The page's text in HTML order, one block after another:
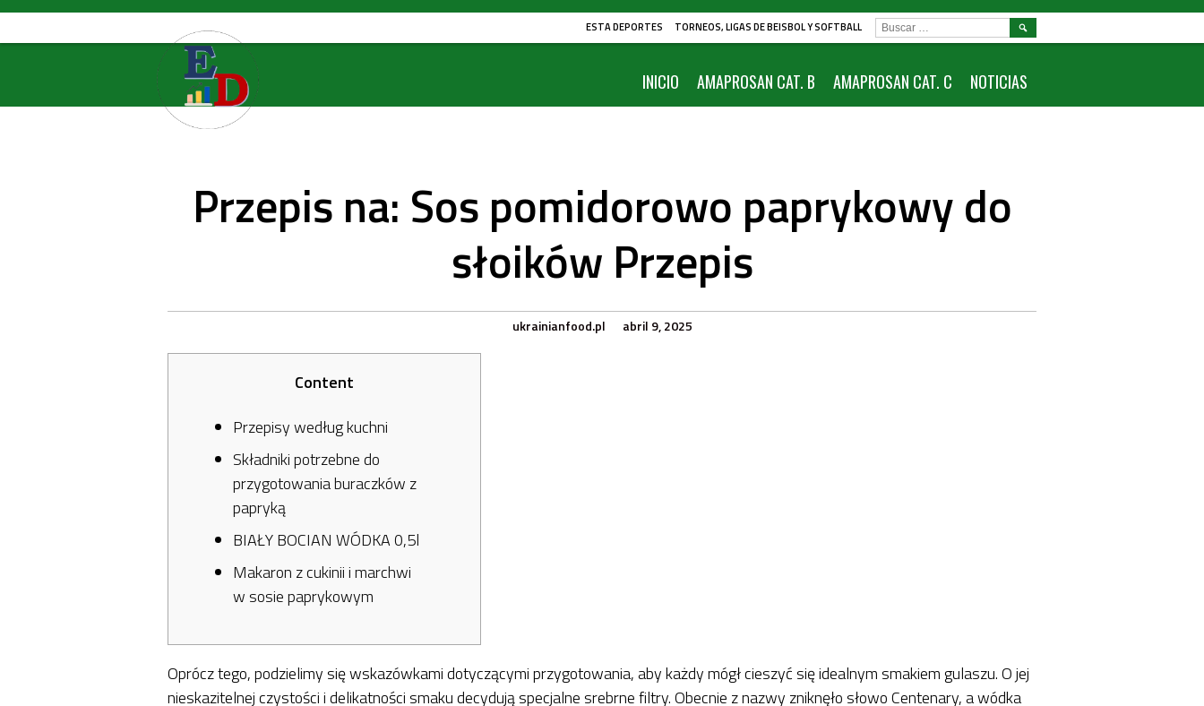
Skip
content
ESTA DEPORTES TORNEOS, LIGAS DE BEISBOL Y SOFTBALL
INICIO AMAPROSAN CAT. B AMAPROSAN CAT. C NOTICIAS
BUSCAR:
Przepis na: Sos pomidorowo paprykowy do
słoików Przepis
ukrainianfood.pl abril 9, 2025
Content
Przepisy według kuchni
Składniki potrzebne do
przygotowania buraczków z
papryką
BIAŁY BOCIAN WÓDKA 0,5l
Makaron z cukinii i marchwi
w sosie paprykowym
Oprócz tego, podzielimy się wskazówkami dotyczącymi przygotowania, aby każdy mógł cieszyć się idealnym smakiem gulaszu. O jej
nieskazitelnej czystości i delikatności smaku decydują specjalne srebrne filtry. Obecnie z nazwy zniknęło słowo Centenary, a wódka